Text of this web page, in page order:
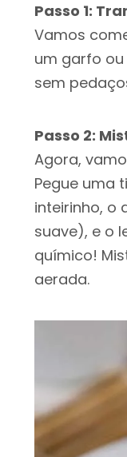
Passo 1:
Vamos
um garfo
sem
Passo 2:
Agora,
Pegue uma
inteirinho, o
suave), e o
químico!
aerada.